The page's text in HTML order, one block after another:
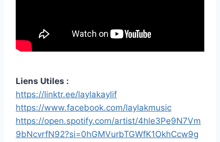
Liens Utiles :
https://linktr.ee/laylakaylif
https://www.facebook.com/laylakmusic
https://open.spotify.com/artist/4hle3Pe9N7Vm
9bNcvrfN92?si=0hGMVurbTGWfK1OkhCcw9g